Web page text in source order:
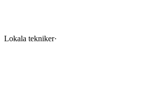
Lokala tekniker·